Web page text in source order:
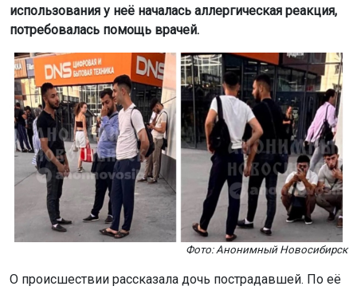
использования у неё началась аллергическая реакция,
потребовалась помощь врачей.
Фото: Анонимный Новосибирск
О происшествии рассказала дочь пострадавшей. По её